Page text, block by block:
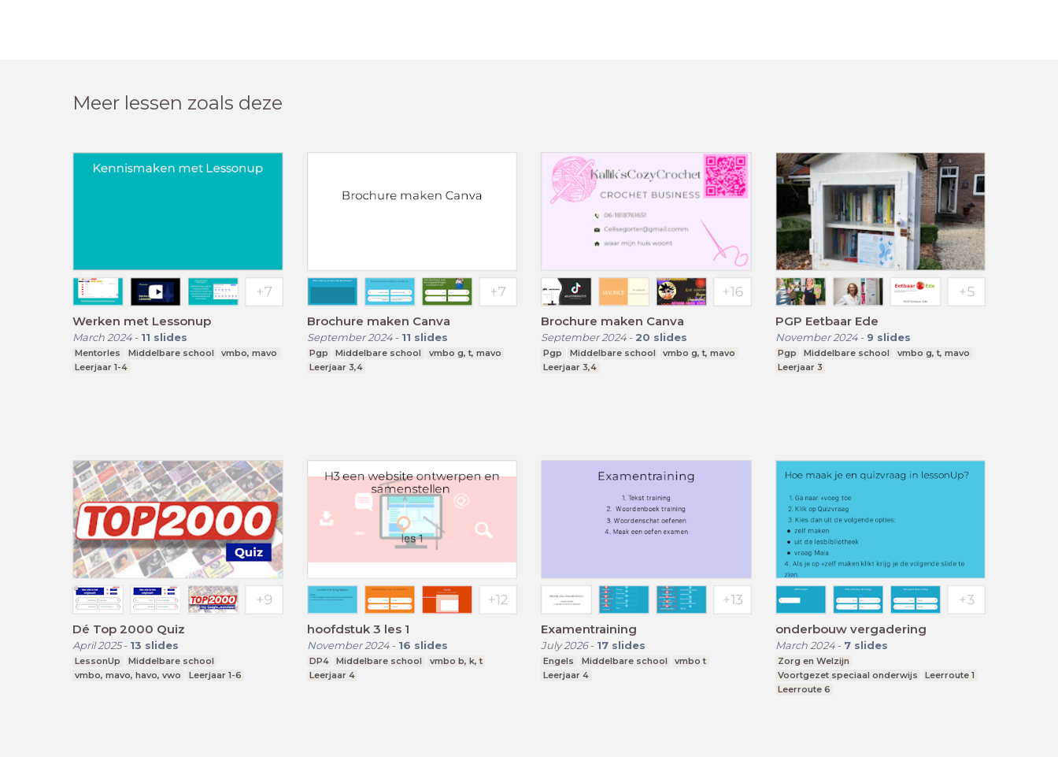
Meer lessen zoals deze
Werken met Lessonup
March 2024- 11 slides
Mentorles Middelbare school
vmbo, mavo
Leerjaar 1-4
Brochure maken Canva
September 2024- 11 slides
Pgp Middelbare school
vmbo g, t, mavo
Leerjaar 3,4
Brochure maken Canva
September 2024- 20 slides
Pgp Middelbare school
vmbo g, t, mavo
Leerjaar 3,4
PGP Eetbaar Ede
November 2024- 9 slides
Pgp Middelbare school
vmbo g, t, mavo
Leerjaar 3
Dé Top 2000 Quiz
April 2025- 13 slides
LessonUp
Middelbare school
vmbo, mavo, havo, vwo
Leerjaar 1-6
hoofdstuk 3 les 1
November 2024- 16 slides
DP4 Middelbare school
vmbo b, k, t
Leerjaar 4
Examentraining
July 2026- 17 slides
Engels Middelbare school
vmbo t
Leerjaar 4
onderbouw vergadering
March 2024- 7 slides
Zorg en Welzijn
Voortgezet speciaal onderwijs
Leerroute 1
Leerroute 6